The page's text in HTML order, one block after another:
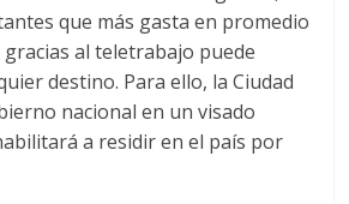
que más gasta en promedio
al teletrabajo puede
destino. Para ello, la Ciudad
nacional en un visado
a residir en el país por